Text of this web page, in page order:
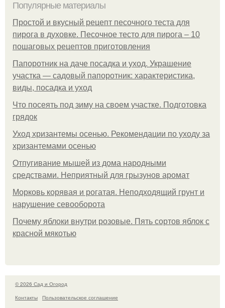
Популярные материалы
Простой и вкусный рецепт песочного теста для
пирога в духовке. Песочное тесто для пирога – 10
пошаговых рецептов приготовления
Папоротник на даче посадка и уход. Украшение
участка — садовый папоротник: характеристика,
виды, посадка и уход
Что посеять под зиму на своем участке. Подготовка
грядок
Уход хризантемы осенью. Рекомендации по уходу за
хризантемами осенью
Отпугивание мышей из дома народными
средствами. Неприятный для грызунов аромат
Морковь корявая и рогатая. Неподходящий грунт и
нарушение севооборота
Почему яблоки внутри розовые. Пять сортов яблок с
красной мякотью
© 2026 Сад и Огород
Контакты
Пользовательское соглашение